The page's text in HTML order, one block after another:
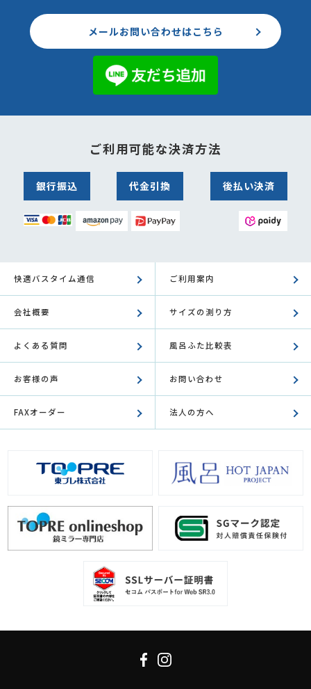
メールお問い合わせはこちら
ご利用可能な決済方法
銀行振込 代金引換 後払い決済
快適バスタイム通信 ご利用案内
会社概要 サイズの測り方
よくある質問 風呂ふた比較表
お客様の声 お問い合わせ
FAXオーダー 法人の方へ